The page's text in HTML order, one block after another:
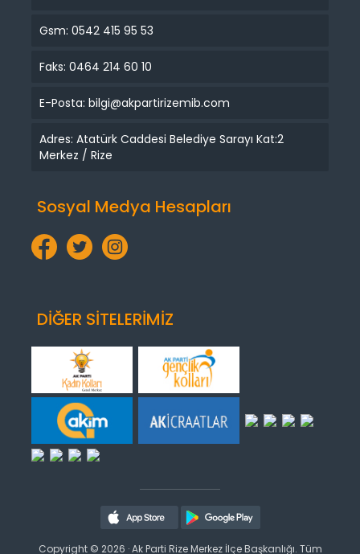
Gsm: 0542 415 95 53
Faks: 0464 214 60 10
E-Posta: bilgi@akpartirizemib.com
Adres: Atatürk Caddesi Belediye Sarayı Kat:2
Merkez / Rize
Sosyal Medya Hesapları
DİĞER SİTELERİMİZ
Copyright © 2026 · Ak Parti Rize Merkez İlçe Başkanlığı. Tüm